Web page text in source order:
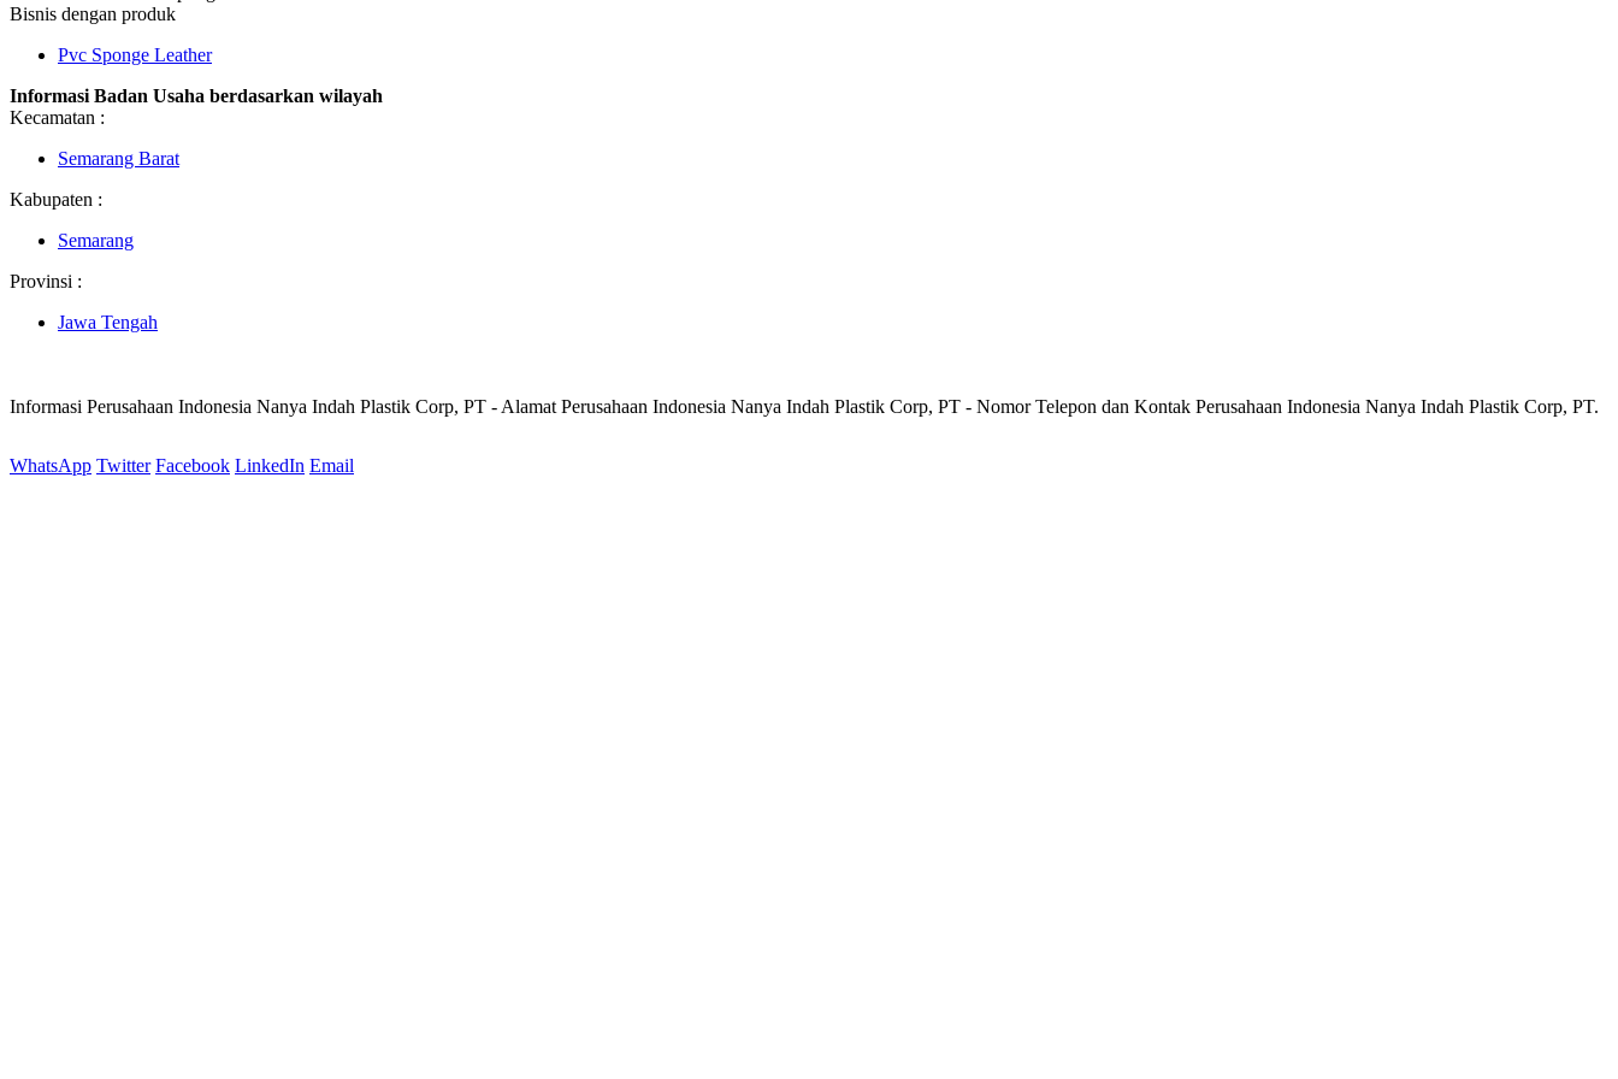
Bisnis dengan produk
Pvc Sponge Leather
Informasi Badan Usaha berdasarkan wilayah
Kecamatan :
Semarang Barat
Kabupaten :
Semarang
Provinsi :
Jawa Tengah
Informasi Perusahaan Indonesia Nanya Indah Plastik Corp, PT - Alamat Perusahaan Indonesia Nanya Indah Plastik Corp, PT - Nomor Telepon dan Kontak Perusahaan Indonesia Nanya Indah Plastik Corp, PT.
WhatsApp Twitter Facebook LinkedIn Email